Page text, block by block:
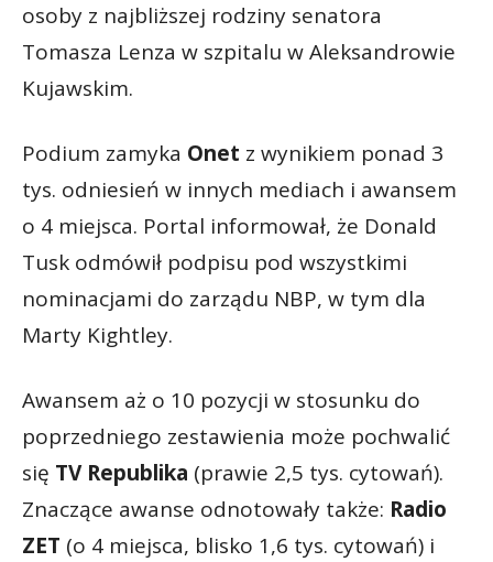
osoby z najbliższej rodziny senatora
Tomasza Lenza w szpitalu w Aleksandrowie
Kujawskim.
Podium zamyka Onet z wynikiem ponad 3
tys. odniesień w innych mediach i awansem
o 4 miejsca. Portal informował, że Donald
Tusk odmówił podpisu pod wszystkimi
nominacjami do zarządu NBP, w tym dla
Marty Kightley.
Awansem aż o 10 pozycji w stosunku do
poprzedniego zestawienia może pochwalić
się TV Republika (prawie 2,5 tys. cytowań).
Znaczące awanse odnotowały także: Radio
ZET (o 4 miejsca, blisko 1,6 tys. cytowań) i